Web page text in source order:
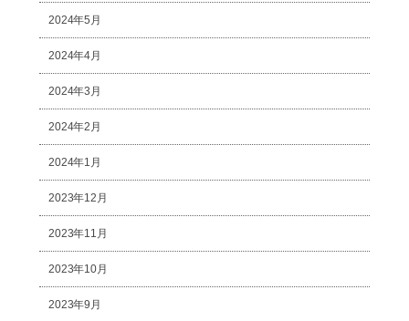
2024年5月
2024年4月
2024年3月
2024年2月
2024年1月
2023年12月
2023年11月
2023年10月
2023年9月